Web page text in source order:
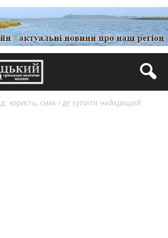
користь, смак і де купити найкращий